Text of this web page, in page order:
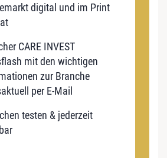
digital und im Print
CARE INVEST
mit den wichtigen
zur Branche
per E-Mail
testen & jederzeit